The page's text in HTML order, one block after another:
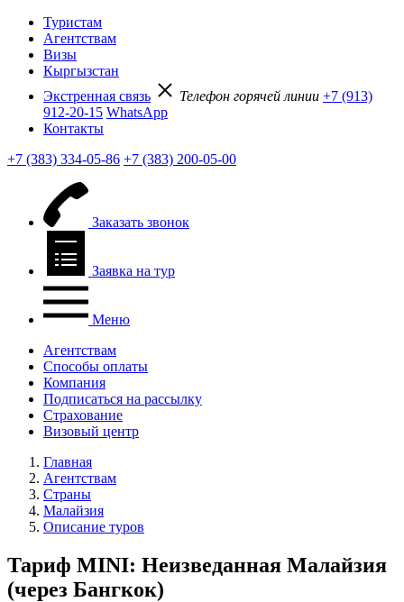
Туристам
Агентствам
Визы
Кыргызстан
Экстренная связь
Телефон горячей линии +7 (913)
912-20-15 WhatsApp
Контакты
+7 (383) 334-05-86 +7 (383) 200-05-00
Заказать звонок
Заявка на тур
Меню
Агентствам
Способы оплаты
Компания
Подписаться на рассылку
Страхование
Визовый центр
Главная
Агентствам
Страны
Малайзия
Описание туров
Тариф MINI: Неизведанная Малайзия
(через Бангкок)